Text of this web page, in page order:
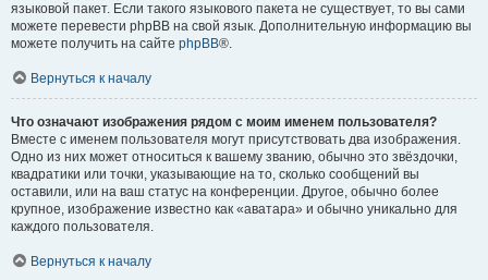
языковой пакет. Если такого языкового пакета не существует, то вы сами
можете перевести phpBB на свой язык. Дополнительную информацию вы
можете получить на сайте phpBB®.
Вернуться к началу
Что означают изображения рядом с моим именем пользователя?
Вместе с именем пользователя могут присутствовать два изображения.
Одно из них может относиться к вашему званию, обычно это звёздочки,
квадратики или точки, указывающие на то, сколько сообщений вы
оставили, или на ваш статус на конференции. Другое, обычно более
крупное, изображение известно как «аватара» и обычно уникально для
каждого пользователя.
Вернуться к началу